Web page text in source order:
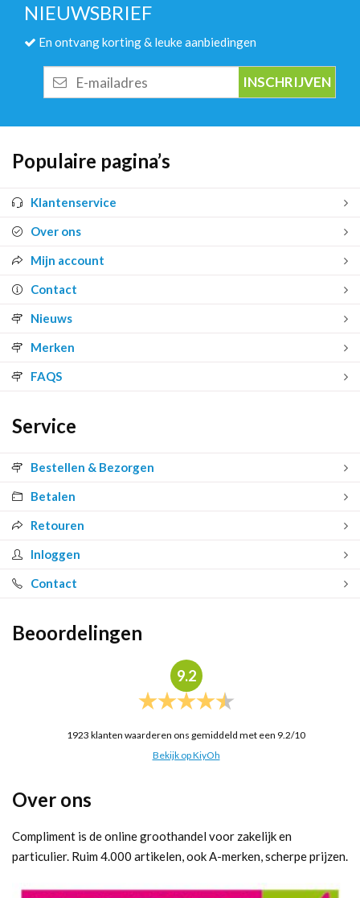
NIEUWSBRIEF
En ontvang korting & leuke aanbiedingen
mailadres
Populaire pagina’s
Klantenservice
Over ons
Mijn account
Contact
Nieuws
Merken
FAQS
Service
Bestellen & Bezorgen
Betalen
Retouren
Inloggen
Contact
Beoordelingen
9.2
1923 klanten waarderen ons gemiddeld met een 9.2/10
Bekijk op KiyOh
Over ons
Compliment is de online groothandel voor zakelijk en
particulier. Ruim 4.000 artikelen, ook A-merken, scherpe prijzen.